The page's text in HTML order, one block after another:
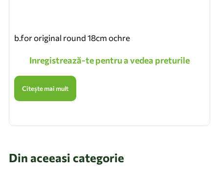
b.for original round 18cm ochre
Inregistrează-te pentru a vedea preturile
Citește mai mult
Din aceeasi categorie